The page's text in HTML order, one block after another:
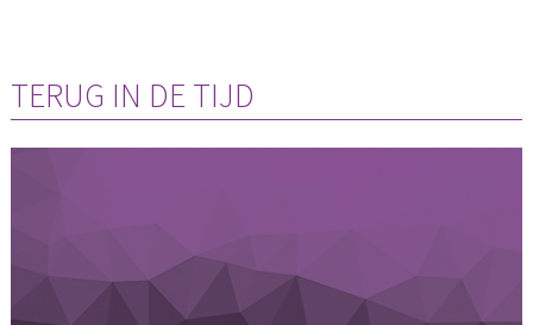
TERUG IN DE TIJD